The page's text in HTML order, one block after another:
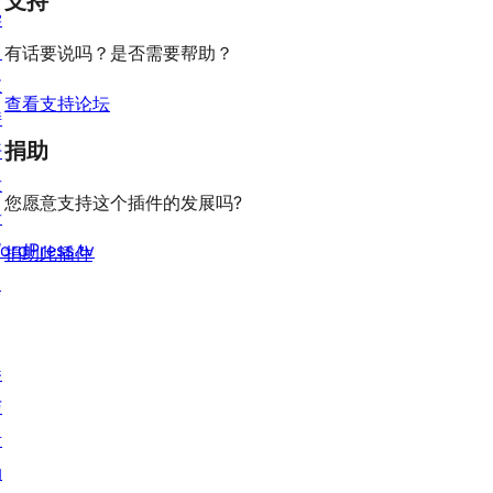
价
有话要说吗？是否需要帮助？
查看支持论坛
捐助
您愿意支持这个插件的发展吗?
捐助此插件